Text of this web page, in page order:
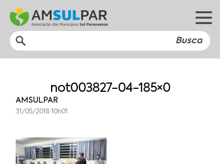
not003827-04-185×0
AMSULPAR
31/05/2018 10h01